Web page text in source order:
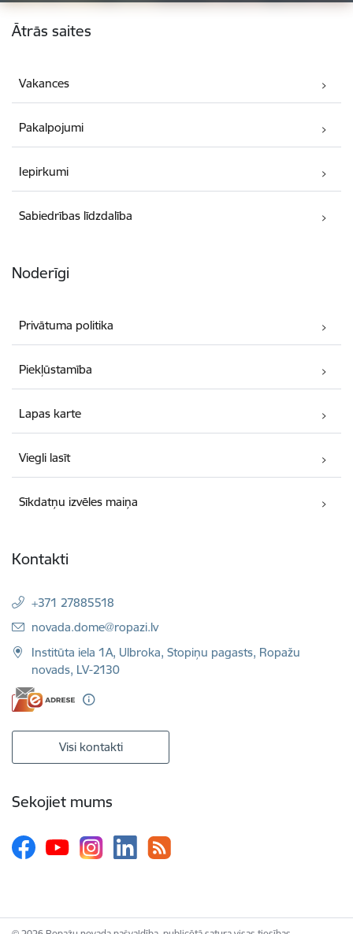
Kājene
Ātrās saites
Vakances
Pakalpojumi
Iepirkumi
Sabiedrības līdzdalība
Noderīgi
Privātuma politika
Piekļūstamība
Lapas karte
Viegli lasīt
Sīkdatņu izvēles maiņa
Kontakti
+371 27885518
E-pasts:
novada.dome@ropazi.lv
Institūta iela 1A, Ulbroka, Stopiņu pagasts, Ropažu
novads, LV-2130
Visi kontakti
Sekojiet mums